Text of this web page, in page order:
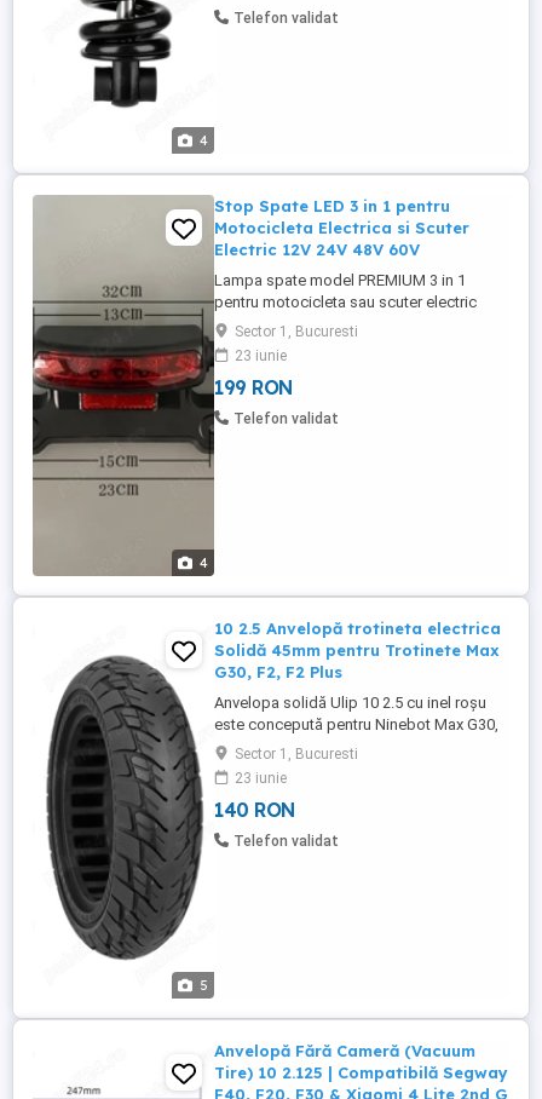
4
compatibilitate exacta si durabilitate
Telefon validat
4
Stop Spate LED 3 in 1 pentru
Motocicleta Electrica si Scuter
Electric 12V 24V 48V 60V
Lampa spate model PREMIUM 3 in 1
pentru motocicleta sau scuter electric
combina functionalitatea si siguranta intr-
un singur design modern si compact. Cu
alimentare universala intre 12V si 60V,
aceasta lampa LED multifunctionala ofera
lumina de frana, semnal stanga dreapta si
Sector 1, Bucuresti
23 iunie
199 RON
Telefon validat
5
10 2.5 Anvelopă trotineta electrica
Solidă 45mm pentru Trotinete Max
G30, F2, F2 Plus
Anvelopa solidă Ulip 10 2.5 cu inel roșu
este concepută pentru Ninebot Max G30,
G30D, G30LP, F2, F2 Pro și F2 Plus.
Designul tip fagure asigură confort,
amortizare și protecție anti-explozie. Nu
necesită cameră și oferă durabilitate
ridicată. Cauciuc solid Ulip 10 2.5 cu inel
Sector 1, Bucuresti
23 iunie
140 RON
Telefon validat
Anvelopă Fără Cameră (Vacuum
Tire) 10 2.125 | Compatibilă Segway
F40, F20, F30 & Xiaomi 4 Lite 2nd G